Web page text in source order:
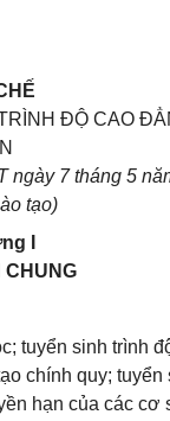
ĐỘ CAO
7 tháng 5
tạo)
I
CHUNG
tuyển sinh trình
chính quy;
hạn của các cơ